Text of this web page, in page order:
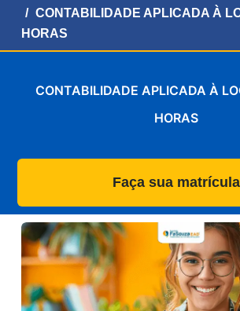
CONTABILIDADE APLICADA À
HORAS
CONTABILIDADE APLICADA À
HORAS
Faça sua matrícula